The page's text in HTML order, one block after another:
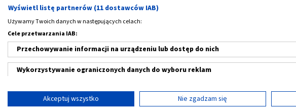
Główną opiekę nad ciężarną sprawuje ginekolog prowadzący
mama. Obecne regulacje dopuszczają, że jeśli przebieg ciąży
są zdrowi, opiekę nad ciężarną może roztoczyć położna. Taki
charakteru prywatnego. Może być realizowany w ramach
Kobieta, która spodziewa się dziecka, powinna odbyć co
położniczych w ciągu trwania ciąży, przy czym pierwsza
się później niż w
10 tygodniu ciąży.
Wyświetl listę partnerów (11 dostawców IAB)
Używamy Twoich danych w następujących celach:
Cele przetwarzania IAB:
Przechowywanie informacji na urządzeniu lub dostęp do nich
Wykorzystywanie ograniczonych danych do wyboru reklam
Tworzenie profili w celu spersonalizowanych reklam
Akceptuj wszystko Nie zgadzam się